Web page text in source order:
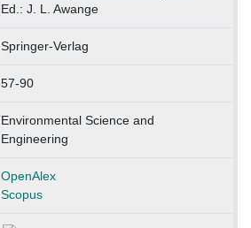
Ed.: J. L. Awange
Springer-Verlag
57-90
Environmental Science and
Engineering
OpenAlex
Scopus